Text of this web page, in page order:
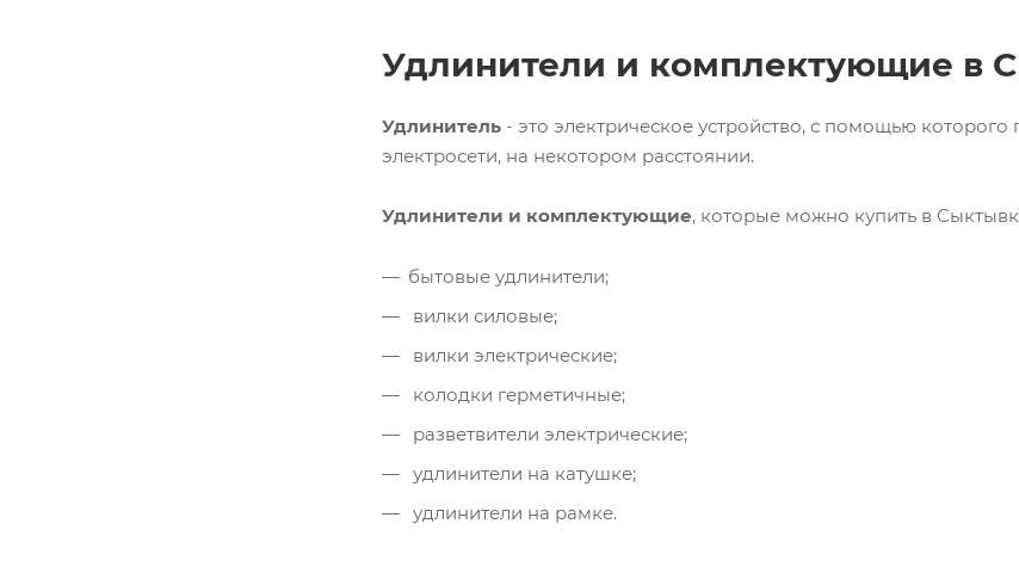
Удлинители и комплектующие в
Удлинитель - это электрическое устройство, с помощью
электросети, на некотором расстоянии.
Удлинители и комплектующие, которые можно купить в
бытовые удлинители;
вилки силовые;
вилки электрические;
колодки герметичные;
разветвители электрические;
удлинители на катушке;
удлинители на рамке.